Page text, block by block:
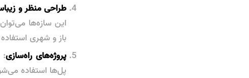
طراحی منظر و
این سازه‌ها
باز و شهری
پروژه‌های راه‌سازی:
پل‌ها استفاده